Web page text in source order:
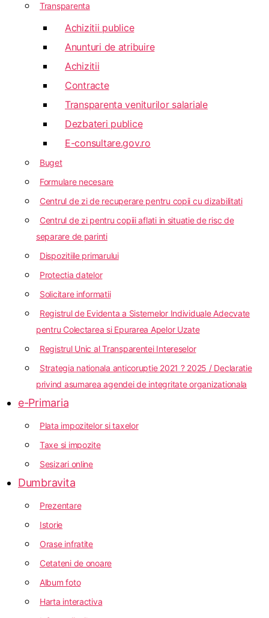
Transparenta
Achizitii publice
Anunturi de atribuire
Achizitii
Contracte
Transparenta veniturilor salariale
Dezbateri publice
E-consultare.gov.ro
Buget
Formulare necesare
Centrul de zi de recuperare pentru copii cu dizabilitati
Centrul de zi pentru copiii aflati in situatie de risc de
separare de parinti
Dispozitiile primarului
Protectia datelor
Solicitare informatii
Registrul de Evidenta a Sistemelor Individuale Adecvate
pentru Colectarea si Epurarea Apelor Uzate
Registrul Unic al Transparentei Intereselor
Strategia nationala anticoruptie 2021 ? 2025 / Declaratie
privind asumarea agendei de integritate organizationala
e-Primaria
Plata impozitelor si taxelor
Taxe si impozite
Sesizari online
Dumbravita
Prezentare
Istorie
Orase infratite
Cetateni de onoare
Album foto
Harta interactiva